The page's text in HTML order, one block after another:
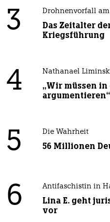
3 Drohnenvorfall
Das Zeitalter
Kriegsführung
4 Nathanael
„Wir müssen in
argumentieren“
5 Die Wahrheit
56 Millionen
6 Antifaschistin in
Lina E. geht
vor